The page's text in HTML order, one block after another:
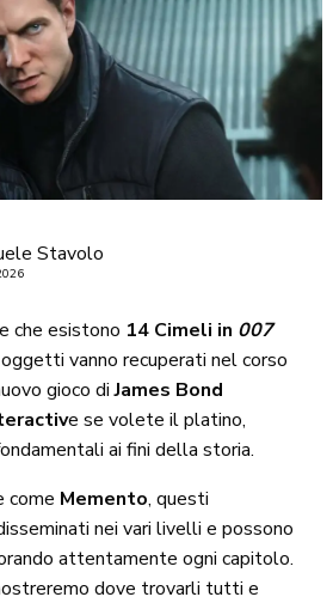
Stavolo
che esistono 14 Cimeli in 007
vanno recuperati nel corso
gioco diJames Bond
e se volete il platino,
ai fini della storia.
come Memento, questi
nei vari livelli e possono
attentamente ogni capitolo.
dove trovarli tutti e